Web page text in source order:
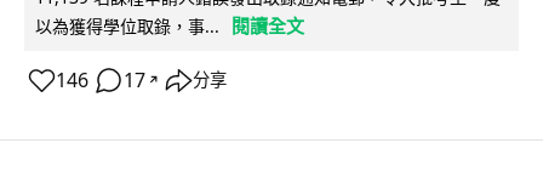
以為獲得學位取錄，事...
閱讀全文
146 17 ↗ 分享